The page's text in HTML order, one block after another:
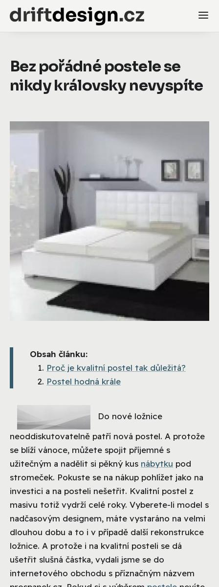
Bez pořádné postele se
nikdy královsky nevyspíte
Obsah článku:
Proč je kvalitní postel tak důležitá?
Postel hodná krále
Do nové ložnice
neoddiskutovatelně patří nová postel. A protože
se blíží vánoce, můžete spojit příjemné s
užitečným a nadělit si pěkný kus nábytku pod
stromeček. Pokuste se na nákup pohlížet jako na
investici a na posteli nešetřit. Kvalitní postel z
masivu totiž vydrží celé roky. Vyberete-li model s
nadčasovým designem, máte vystaráno na velmi
dlouhou dobu a to i v případě další rekonstrukce
ložnice. A protože i na kvalitní posteli se dá
ušetřit slušná částka, vydali jsme se do
internetového obchodu s příznačným názvem